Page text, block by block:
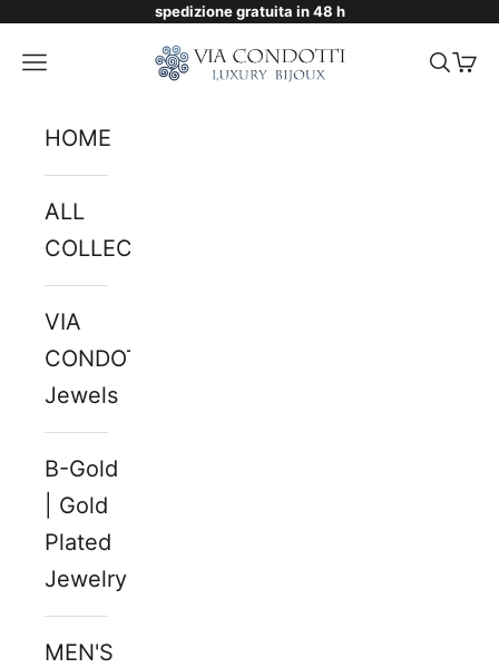
Skip to contentspedizione gratuita in 48 h
Via Condotti Store
Navigation menu Search
Cart
HOME
ALL
COLLECTIONS
VIA
CONDOTTI
Jewels
B-Gold
| Gold
Plated
Jewelry
MEN'S